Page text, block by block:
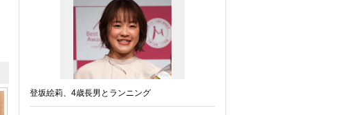
登坂絵莉、4歳長男とランニング